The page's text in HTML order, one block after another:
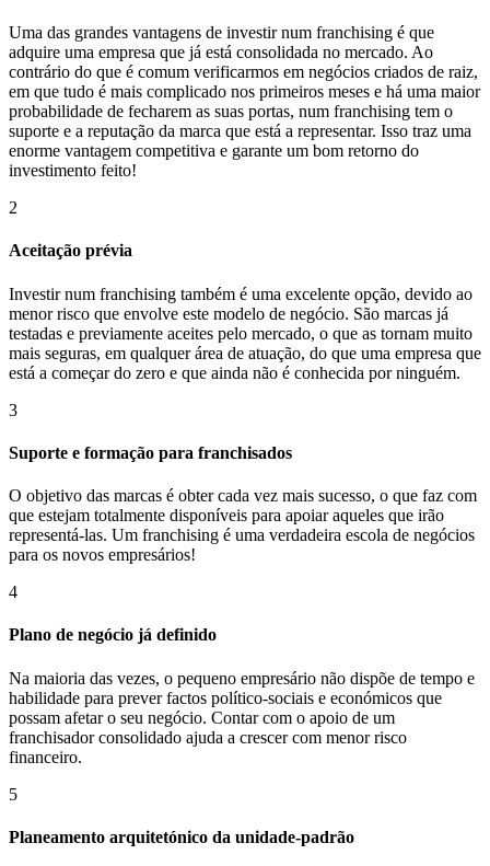
Uma das grandes vantagens de investir num franchising é que
adquire uma empresa que já está consolidada no mercado. Ao
contrário do que é comum verificarmos em negócios criados de raiz,
em que tudo é mais complicado nos primeiros meses e há uma maior
probabilidade de fecharem as suas portas, num franchising tem o
suporte e a reputação da marca que está a representar. Isso traz uma
enorme vantagem competitiva e garante um bom retorno do
investimento feito!
2
Aceitação prévia
Investir num franchising também é uma excelente opção, devido ao
menor risco que envolve este modelo de negócio. São marcas já
testadas e previamente aceites pelo mercado, o que as tornam muito
mais seguras, em qualquer área de atuação, do que uma empresa que
está a começar do zero e que ainda não é conhecida por ninguém.
3
Suporte e formação para franchisados
O objetivo das marcas é obter cada vez mais sucesso, o que faz com
que estejam totalmente disponíveis para apoiar aqueles que irão
representá-las. Um franchising é uma verdadeira escola de negócios
para os novos empresários!
4
Plano de negócio já definido
Na maioria das vezes, o pequeno empresário não dispõe de tempo e
habilidade para prever factos político-sociais e económicos que
possam afetar o seu negócio. Contar com o apoio de um
franchisador consolidado ajuda a crescer com menor risco
financeiro.
5
Planeamento arquitetónico da unidade-padrão